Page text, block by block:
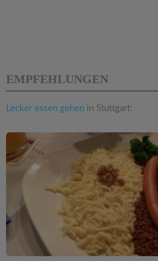
EMPFEHLUNGEN
Lecker essen gehen in Stuttgart: